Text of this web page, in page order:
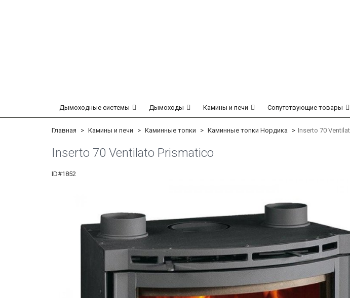
Дымоходные системы Дымоходы Камины и печи Сопутствующие товары
Главная Камины и печи Каминные топки Каминные топки Нордика Inserto 70
Inserto 70 Ventilato Prismatico
ID#1852